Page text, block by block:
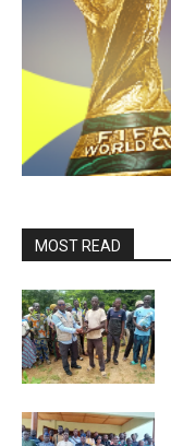
MOST READ